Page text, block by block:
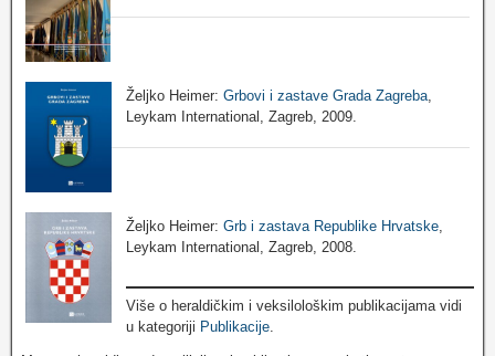
Željko Heimer: Grbovi i zastave Grada Zagreba
Leykam International, Zagreb, 2009.
Željko Heimer:Grb i zastava Republike Hrvatske
Leykam International, Zagreb, 2008.
Više o heraldičkim i veksilološkim publikacijama vidi
u kategoriji Publikacije.